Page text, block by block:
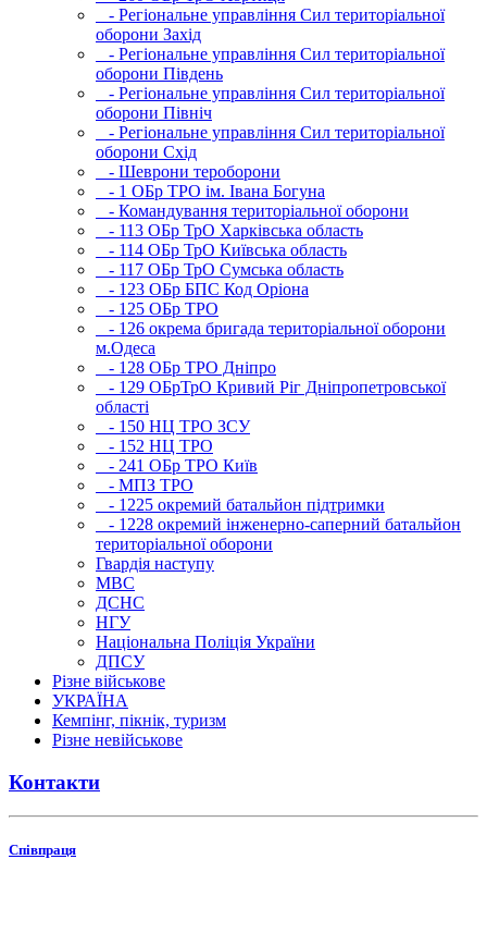
- Регіональне управління Сил територіальної
оборони Захід
- Регіональне управління Сил територіальної
оборони Південь
- Регіональне управління Сил територіальної
оборони Північ
- Регіональне управління Сил територіальної
оборони Схід
- Шеврони тероборони
- 1 ОБр ТРО ім. Івана Богуна
- Командування територіальної оборони
- 113 ОБр ТрО Харківська область
- 114 ОБр ТрО Київська область
- 117 ОБр ТрО Сумська область
- 123 ОБр БПС Код Оріона
- 125 ОБр ТРО
- 126 окрема бригада територіальної оборони
м.Одеса
- 128 ОБр ТРО Дніпро
- 129 ОБрТрО Кривий Ріг Дніпропетровської
області
- 150 НЦ ТРО ЗСУ
- 152 НЦ ТРО
- 241 ОБр ТРО Київ
- МПЗ ТРО
- 1225 окремий батальйон підтримки
- 1228 окремий інженерно-саперний батальйон
територіальної оборони
Гвардія наступу
МВС
ДСНС
НГУ
Національна Поліція України
ДПСУ
Різне військове
УКРАЇНА
Кемпінг, пікнік, туризм
Різне невійськове
Контакти
Співпраця